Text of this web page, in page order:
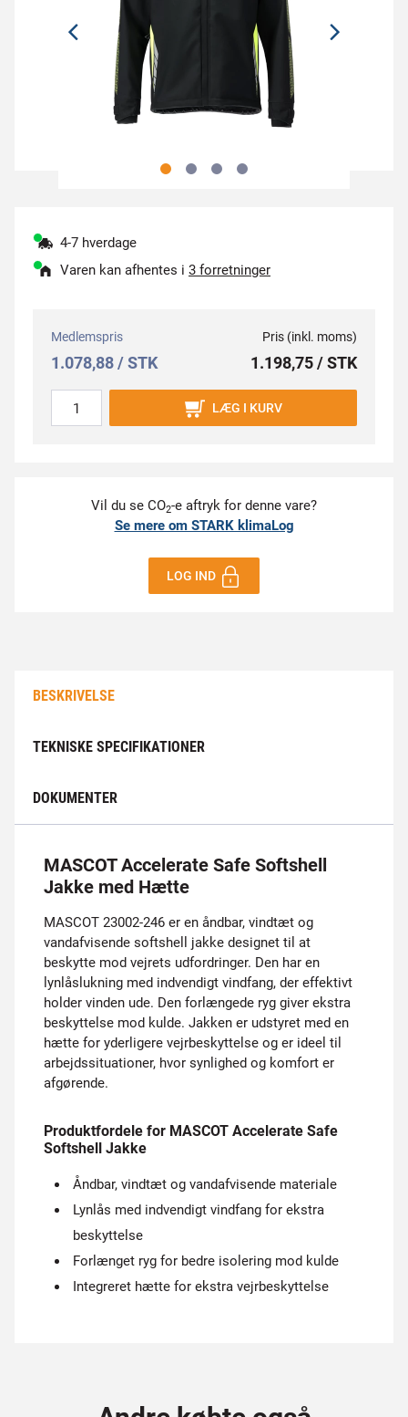
4-7 hverdage
Varen kan afhentes i 3 forretninger
Medlemspris
1.078,88 / STK
Pris (inkl. moms)
1.198,75 / STK
LÆG I KURV
Vil du se CO2-e aftryk for denne vare?
Se mere om STARK klimaLog
LOG IND
BESKRIVELSE
TEKNISKE SPECIFIKATIONER
DOKUMENTER
MASCOT Accelerate Safe Softshell
Jakke med Hætte
MASCOT 23002-246 er en åndbar, vindtæt og
vandafvisende softshell jakke designet til at
beskytte mod vejrets udfordringer. Den har en
lynlåslukning med indvendigt vindfang, der effektivt
holder vinden ude. Den forlængede ryg giver ekstra
beskyttelse mod kulde. Jakken er udstyret med en
hætte for yderligere vejrbeskyttelse og er ideel til
arbejdssituationer, hvor synlighed og komfort er
afgørende.
Produktfordele for MASCOT Accelerate Safe
Softshell Jakke
Åndbar, vindtæt og vandafvisende materiale
Lynlås med indvendigt vindfang for ekstra
beskyttelse
Forlænget ryg for bedre isolering mod kulde
Integreret hætte for ekstra vejrbeskyttelse